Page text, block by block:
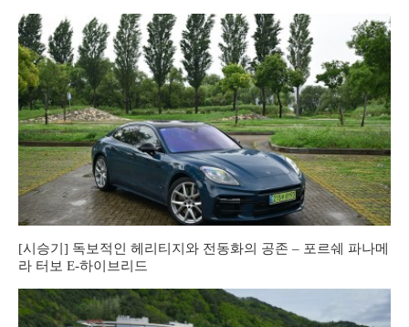
[시승기] 독보적인 헤리티지와 전동화의 공존 – 포르쉐 파나메
라 터보 E-하이브리드